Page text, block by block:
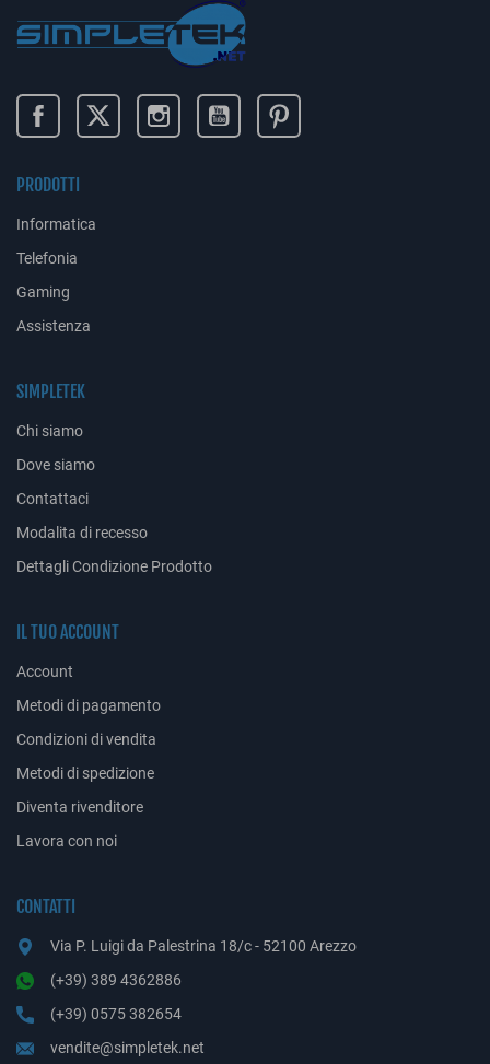
PRODOTTI
Informatica
Telefonia
Gaming
Assistenza
SIMPLETEK
Chi siamo
Dove siamo
Contattaci
Modalita di recesso
Dettagli Condizione Prodotto
IL TUO ACCOUNT
Account
Metodi di pagamento
Condizioni di vendita
Metodi di spedizione
Diventa rivenditore
Lavora con noi
CONTATTI
Via P. Luigi da Palestrina 18/c - 52100 Arezzo
(+39) 389 4362886
(+39) 0575 382654
vendite@simpletek.net